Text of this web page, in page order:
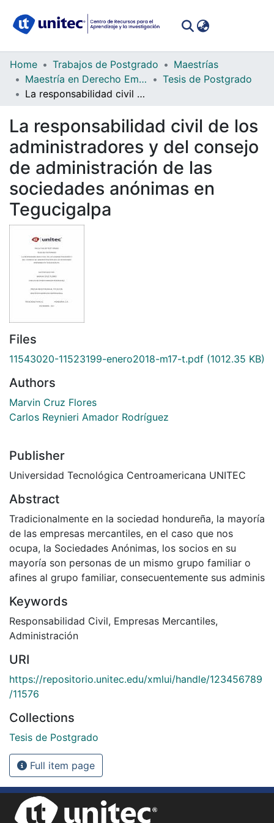
Communities
Collections
All of DSpace
Statistics
Home Trabajos de Postgrado
Maestrías
Maestría en Derecho Empresarial
Tesis de Postgrado
La responsabilidad civil de los administradores y del consejo de administración de las sociedades anónimas en Tegucigalpa
La responsabilidad civil de los
administradores y del consejo
de administración de las
sociedades anónimas en
Tegucigalpa
Files
11543020-11523199-enero2018-m17-t.pdf (1012.35 KB)
Authors
Marvin Cruz Flores
Carlos Reynieri Amador Rodríguez
Publisher
Universidad Tecnológica Centroamericana UNITEC
Abstract
Tradicionalmente en la sociedad hondureña, la mayoría
de las empresas mercantiles, en el caso que nos
ocupa, la Sociedades Anónimas, los socios en su
mayoría son personas de un mismo grupo familiar o
afines al grupo familiar, consecuentemente sus adminis
Keywords
Responsabilidad Civil, Empresas Mercantiles,
Administración
URI
https://repositorio.unitec.edu/xmlui/handle/123456789
/11576
Collections
Tesis de Postgrado
Full item page